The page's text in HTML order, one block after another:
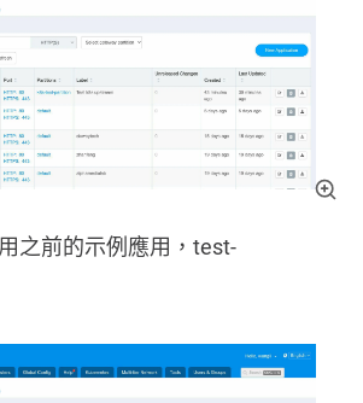
之前的示例應用，test-